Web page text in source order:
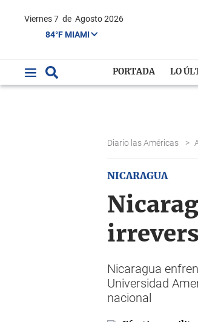
Viernes 7 de Agosto 2026
84°F MIAMI
PORTADA LO
Diario las Américas >
NICARAGUA
Nicaragua
Universidad
nacional